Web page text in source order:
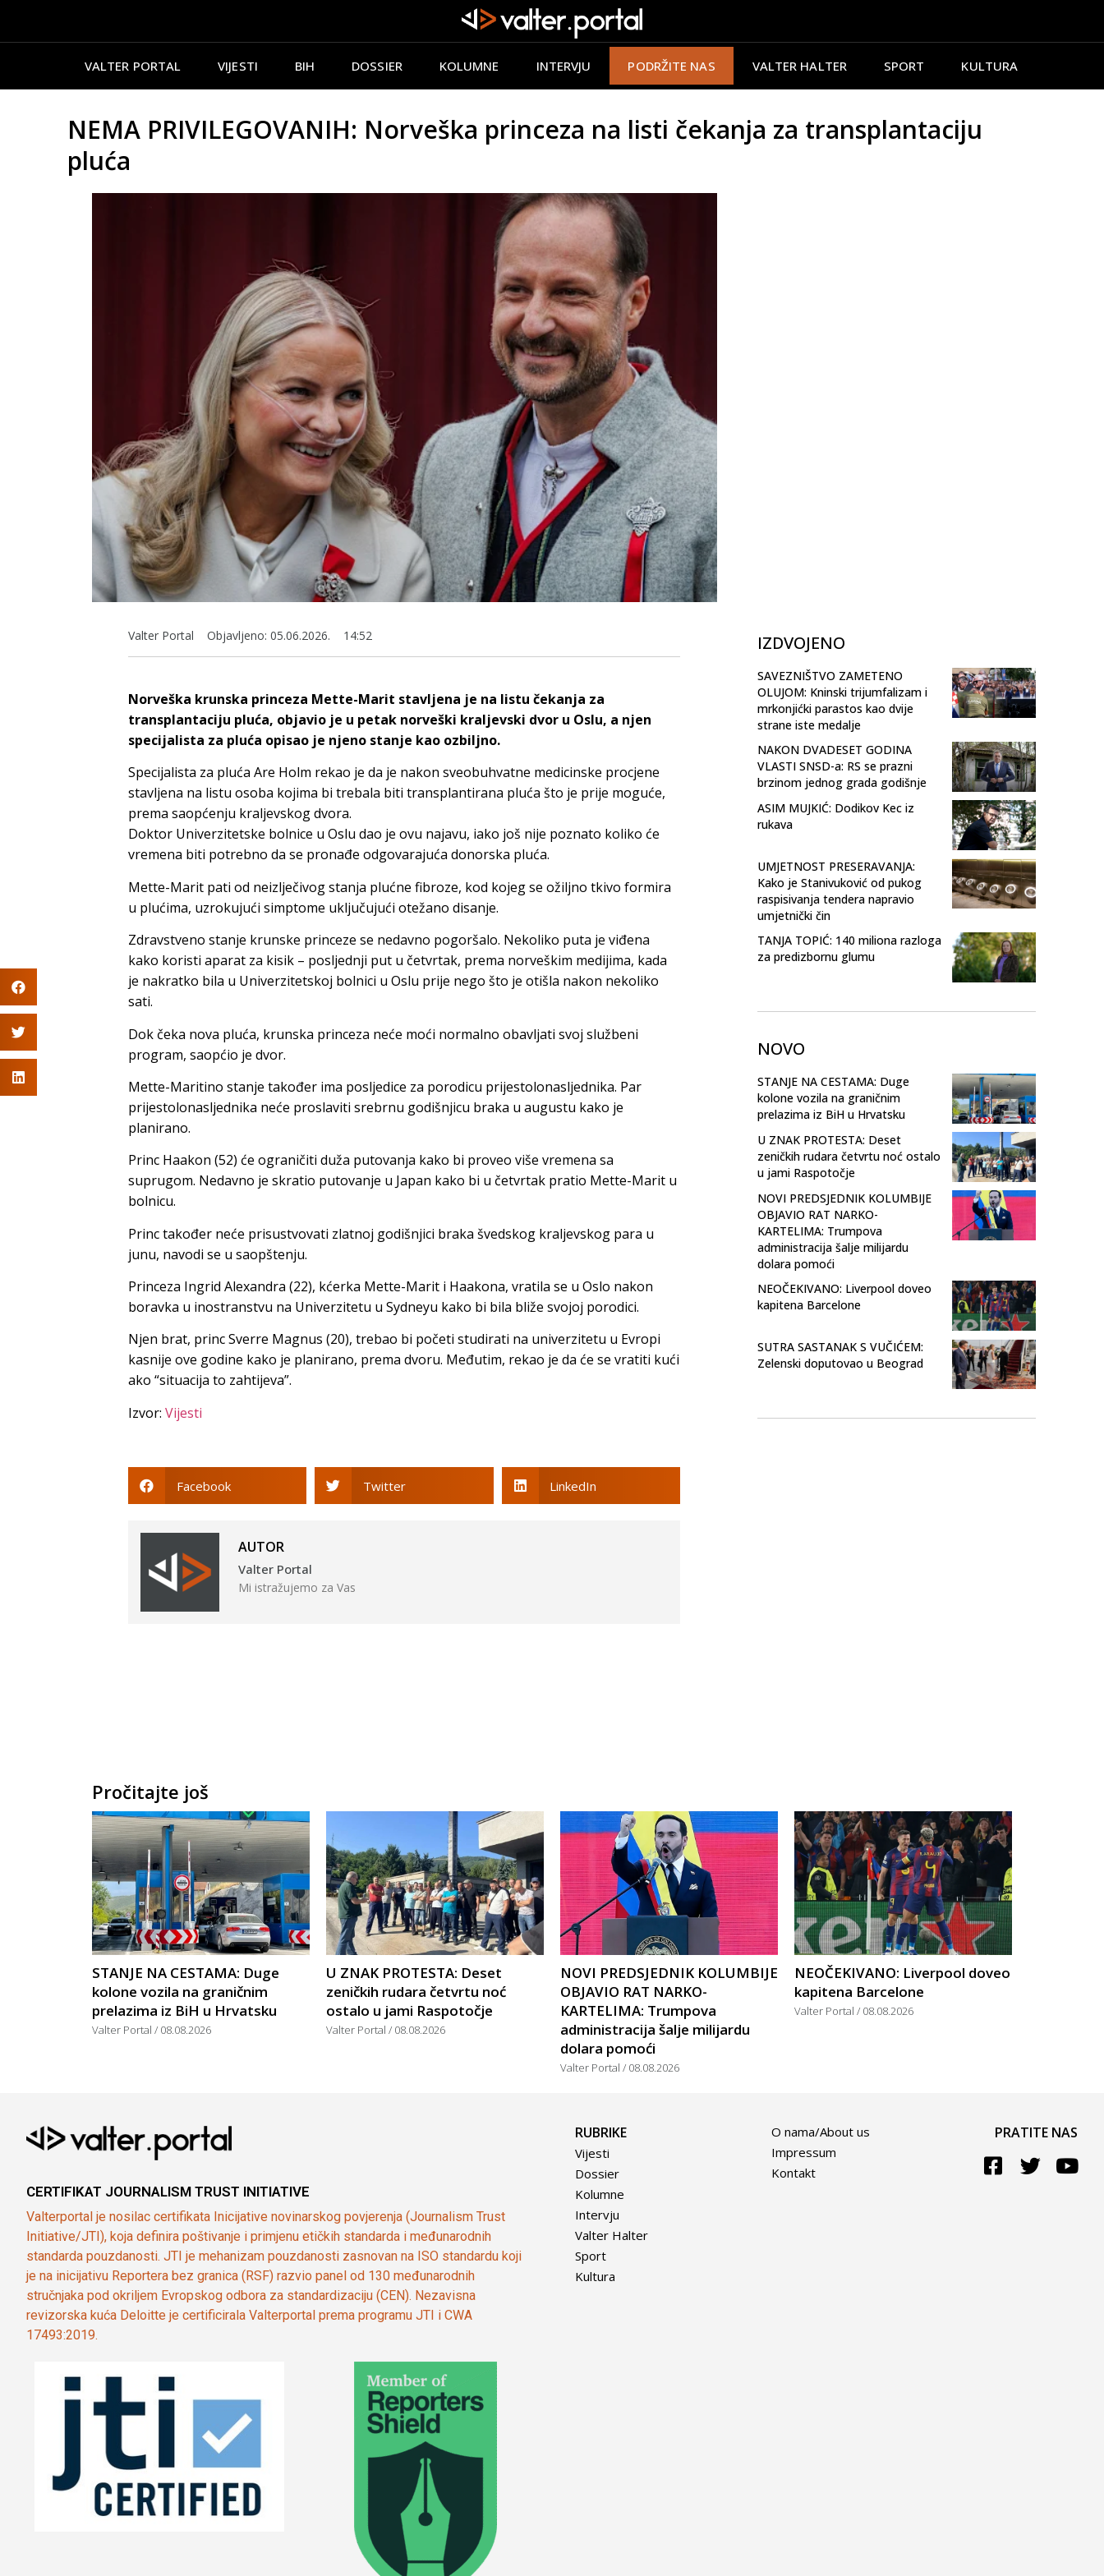
VALTER PORTAL VIJESTI BIH DOSSIER KOLUMNE INTERVJU PODRŽITE NAS VALTER HALTER SPORT KULTURA
NEMA PRIVILEGOVANIH: Norveška princeza na listi čekanja za transplantaciju
pluća
Valter Portal Objavljeno: 05.06.2026. 14:52
Norveška krunska princeza Mette-Marit stavljena je na listu čekanja za
transplantaciju pluća, objavio je u petak norveški kraljevski dvor u Oslu, a njen
specijalista za pluća opisao je njeno stanje kao ozbiljno.
Specijalista za pluća Are Holm rekao je da je nakon sveobuhvatne medicinske procjene
stavljena na listu osoba kojima bi trebala biti transplantirana pluća što je prije moguće,
prema saopćenju kraljevskog dvora.
Doktor Univerzitetske bolnice u Oslu dao je ovu najavu, iako još nije poznato koliko će
vremena biti potrebno da se pronađe odgovarajuća donorska pluća.
Mette-Marit pati od neizlječivog stanja plućne fibroze, kod kojeg se ožiljno tkivo formira
u plućima, uzrokujući simptome uključujući otežano disanje.
Zdravstveno stanje krunske princeze se nedavno pogoršalo. Nekoliko puta je viđena
kako koristi aparat za kisik – posljednji put u četvrtak, prema norveškim medijima, kada
je nakratko bila u Univerzitetskoj bolnici u Oslu prije nego što je otišla nakon nekoliko
sati.
Dok čeka nova pluća, krunska princeza neće moći normalno obavljati svoj službeni
program, saopćio je dvor.
Mette-Maritino stanje također ima posljedice za porodicu prijestolonasljednika. Par
prijestolonasljednika neće proslaviti srebrnu godišnjicu braka u augustu kako je
planirano.
Princ Haakon (52) će ograničiti duža putovanja kako bi proveo više vremena sa
suprugom. Nedavno je skratio putovanje u Japan kako bi u četvrtak pratio Mette-Marit u
bolnicu.
Princ također neće prisustvovati zlatnoj godišnjici braka švedskog kraljevskog para u
junu, navodi se u saopštenju.
Princeza Ingrid Alexandra (22), kćerka Mette-Marit i Haakona, vratila se u Oslo nakon
boravka u inostranstvu na Univerzitetu u Sydneyu kako bi bila bliže svojoj porodici.
Njen brat, princ Sverre Magnus (20), trebao bi početi studirati na univerzitetu u Evropi
kasnije ove godine kako je planirano, prema dvoru. Međutim, rekao je da će se vratiti kući
ako “situacija to zahtijeva”.
Izvor: Vijesti
Facebook Twitter LinkedIn
AUTOR
Valter Portal
Mi istražujemo za Vas
IZDVOJENO
SAVEZNIŠTVO ZAMETENO
OLUJOM: Kninski trijumfalizam i
mrkonjićki parastos kao dvije
strane iste medalje
NAKON DVADESET GODINA
VLASTI SNSD-a: RS se prazni
brzinom jednog grada godišnje
ASIM MUJKIĆ: Dodikov Kec iz
rukava
UMJETNOST PRESERAVANJA:
Kako je Stanivuković od pukog
raspisivanja tendera napravio
umjetnički čin
TANJA TOPIĆ: 140 miliona razloga
za predizbornu glumu
NOVO
STANJE NA CESTAMA: Duge
kolone vozila na graničnim
prelazima iz BiH u Hrvatsku
U ZNAK PROTESTA: Deset
zeničkih rudara četvrtu noć ostalo
u jami Raspotočje
NOVI PREDSJEDNIK KOLUMBIJE
OBJAVIO RAT NARKO-
KARTELIMA: Trumpova
administracija šalje milijardu
dolara pomoći
NEOČEKIVANO: Liverpool doveo
kapitena Barcelone
SUTRA SASTANAK S VUČIĆEM:
Zelenski doputovao u Beograd
Pročitajte još
STANJE NA CESTAMA: Duge
kolone vozila na graničnim
prelazima iz BiH u Hrvatsku
Valter Portal 08.08.2026
U ZNAK PROTESTA: Deset
zeničkih rudara četvrtu noć
ostalo u jami Raspotočje
Valter Portal 08.08.2026
NOVI PREDSJEDNIK KOLUMBIJE
OBJAVIO RAT NARKO-
KARTELIMA: Trumpova
administracija šalje milijardu
dolara pomoći
Valter Portal 08.08.2026
NEOČEKIVANO: Liverpool doveo
kapitena Barcelone
Valter Portal 08.08.2026
CERTIFIKAT JOURNALISM TRUST INITIATIVE
Valterportal je nosilac certifikata Inicijative novinarskog povjerenja (Journalism Trust
Initiative/JTI), koja definira poštivanje i primjenu etičkih standarda i međunarodnih
standarda pouzdanosti. JTI je mehanizam pouzdanosti zasnovan na ISO standardu koji
je na inicijativu Reportera bez granica (RSF) razvio panel od 130 međunarodnih
stručnjaka pod okriljem Evropskog odbora za standardizaciju (CEN). Nezavisna
revizorska kuća Deloitte je certificirala Valterportal prema programu JTI i CWA
17493:2019.
RUBRIKE
Vijesti
Dossier
Kolumne
Intervju
Valter Halter
Sport
Kultura
O nama/About us
Impressum
Kontakt
PRATITE NAS